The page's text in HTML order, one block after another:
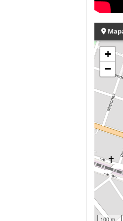
+
−
100 m